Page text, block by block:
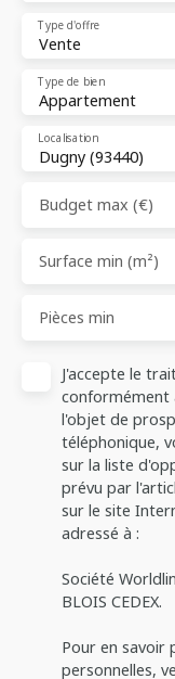
Vente
Type d'offre
Appartement
Type de bien
Dugny (93440)
Localisation
Budget max (€)
Surface min (m²)
Pièces min
J'accepte le
conformément
l'objet de
téléphonique,
sur la liste
prévu par
sur le site
adressé à :
Société
BLOIS CEDEX.
Pour en savoir
personnelles,